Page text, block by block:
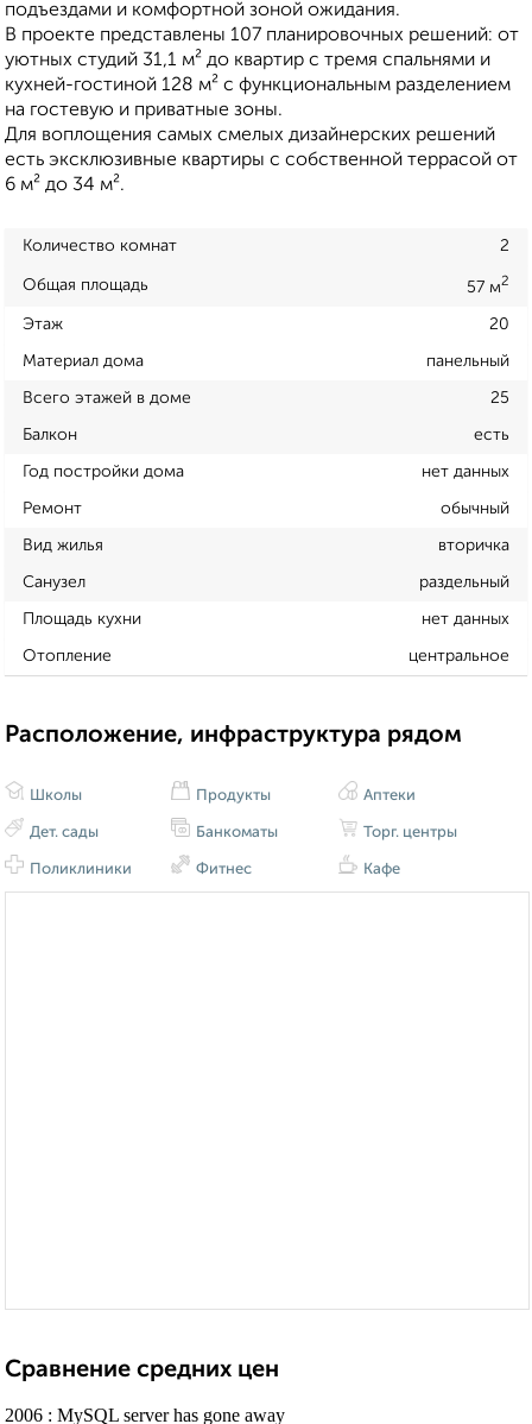
подъездами и комфортной зоной ожидания.
В проекте представлены 107 планировочных решений: от
уютных студий 31,1 м² до квартир с тремя спальнями и
кухней-гостиной 128 м² с функциональным разделением
на гостевую и приватные зоны.
Для воплощения самых смелых дизайнерских решений
есть эксклюзивные квартиры с собственной террасой от
6 м² до 34 м².
Количество комнат 2
Общая площадь 57 м2
Этаж 20
Материал дома панельный
Всего этажей в доме 25
Балкон есть
Год постройки дома нет данных
Ремонт обычный
Вид жилья вторичка
Санузел раздельный
Площадь кухни нет данных
Отопление центральное
Расположение, инфраструктура рядом
Школы
Дет. сады
Поликлиники
Продукты
Банкоматы
Фитнес
Аптеки
Торг. центры
Кафе
Сравнение средних цен
2006 : MySQL server has gone away